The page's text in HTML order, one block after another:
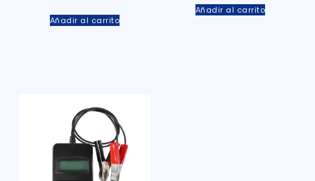
Añadir al carrito
Añadir al carrito